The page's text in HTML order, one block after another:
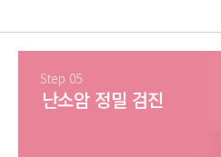
Step 05
난소암 정밀 검진